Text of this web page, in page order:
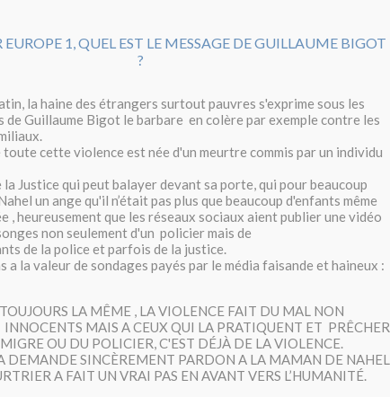
la haine des étrangers surtout pauvres s'exprime sous les
de Guillaume Bigot le barbare en colère par exemple contre les
toute cette violence est née d'un meurtre commis par un individu
Justice qui peut balayer devant sa porte, qui pour beaucoup
un ange qu'il n’était pas plus que beaucoup d'enfants même
, heureusement que les réseaux sociaux aient publier une vidéo
non seulement d'un policier mais de
de la police et parfois de la justice.
a la valeur de sondages payés par le média faisande et haineux :
LA MÊME , LA VIOLENCE FAIT DU MAL NON
MAIS A CEUX QUI LA PRATIQUENT ET PRÊCHER
OU DU POLICIER, C'EST DÉJÀ DE LA VIOLENCE.
DEMANDE SINCÈREMENT PARDON A LA MAMAN DE NAHEL
A FAIT UN VRAI PAS EN AVANT VERS L’HUMANITÉ.